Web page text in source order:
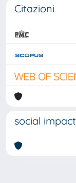
Citazioni
social impact